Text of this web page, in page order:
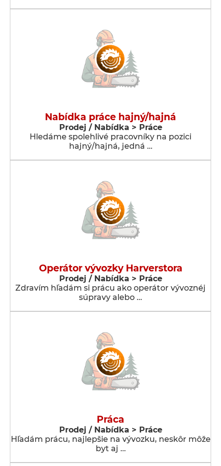
Nabídka práce hajný/hajná
Prodej / Nabídka > Práce
Hledáme spolehlivé pracovníky na pozici
hajný/hajná, jedná …
Operátor vývozky Harverstora
Prodej / Nabídka > Práce
Zdravím hľadám si prácu ako operátor vývoznéj
súpravy alebo …
Práca
Prodej / Nabídka > Práce
Hľadám prácu, najlepšie na vývozku, neskôr môže
byt aj …